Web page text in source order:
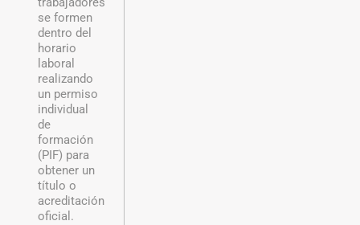
se formen
dentro del
horario
laboral
realizando
un permiso
individual
de
formación
(PIF) para
obtener un
título o
acreditación
oficial.